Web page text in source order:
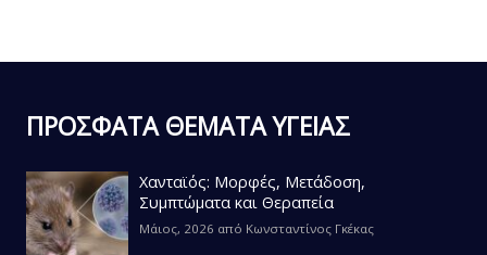
ΠΡΟΣΦΑΤΑ ΘΕΜΑΤΑ ΥΓΕΙΑΣ
Χανταϊός: Μορφές, Μετάδοση,
Συμπτώματα και Θεραπεία
Μάιος, 2026 από Κωνσταντίνος Γκέκας